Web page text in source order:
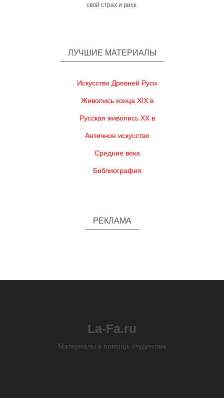
свой страх и риск.
ЛУЧШИЕ МАТЕРИАЛЫ
Искусство Древней Руси
Живопись конца XIX в
Русская живопись XX в
Античное искусство
Средние века
Библиография
РЕКЛАМА
La-Fa.ru
Материалы в помощь студентам